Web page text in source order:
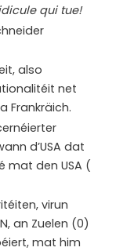
qui tue!
also
net
Frankräich.
d’USA dat
mat den USA (
virun
an Zuelen (0)
mat him